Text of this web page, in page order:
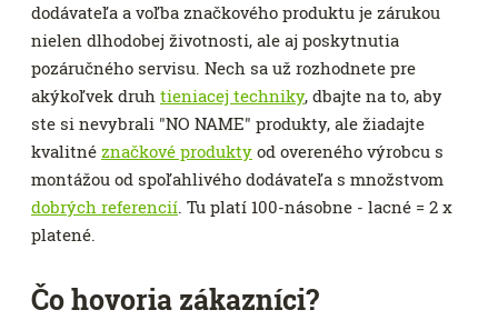
dodávateľa a voľba značkového produktu je zárukou
nielen dlhodobej životnosti, ale aj poskytnutia
pozáručného servisu. Nech sa už rozhodnete pre
akýkoľvek druh tieniacej techniky, dbajte na to, aby
ste si nevybrali "NO NAME" produkty, ale žiadajte
kvalitné značkové produkty od overeného výrobcu s
montážou od spoľahlivého dodávateľa s množstvom
dobrých referencií. Tu platí 100-násobne - lacné = 2 x
platené.
Čo hovoria zákazníci?